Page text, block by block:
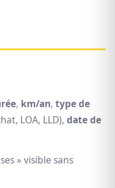
, km/an, type de
LOA, LLD), date de
» visible sans